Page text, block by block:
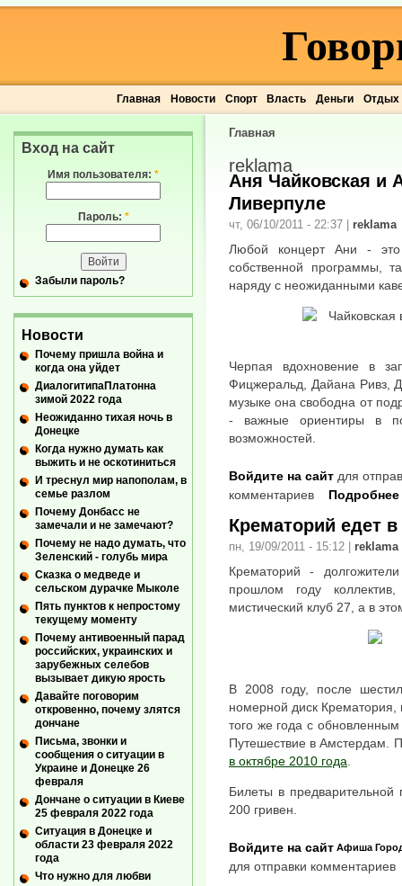
Главная Новости Спорт Власть Деньги Отдых
Главная
reklama
Аня Чайковская и
Ливерпуле
чт, 06/10/2011 - 22:37 | reklama
Любой концерт Ани -
собственной программы,
наряду с неожиданными
Черпая вдохновение в
Фицжеральд, Дайана Ривз,
музыке она свободна от
- важные ориентиры в
возможностей.
Войдите на сайт для
комментариев
Подробнее
Крематорий едет
пн, 19/09/2011 - 15:12 reklama
Крематорий -
прошлом году
мистический клуб 27, а в
В 2008 году, после
номерной диск
того же года с
Путешествие в Амстердам.
в октябре 2010 года
Билеты в
200 гривен.
Афиша
Войдите на сайт
для отправки комментариев
Вход на сайт
Имя пользователя: *
Пароль: *
Забыли пароль?
Новости
Почему пришла война и
когда она уйдет
ДиалогитипаПлатонна
зимой 2022 года
Неожиданно тихая ночь в
Донецке
Когда нужно думать как
выжить и не оскотиниться
И треснул мир напополам, в
семье разлом
Почему Донбасс не
замечали и не замечают?
Почему не надо думать, что
Зеленский - голубь мира
Сказка о медведе и
сельском дурачке Мыколе
Пять пунктов к непростому
текущему моменту
Почему антивоенный парад
российских, украинских и
зарубежных селебов
вызывает дикую ярость
Давайте поговорим
откровенно, почему злятся
дончане
Письма, звонки и
сообщения о ситуации в
Украине и Донецке 26
февраля
Дончане о ситуации в Киеве
25 февраля 2022 года
Ситуация в Донецке и
области 23 февраля 2022
года
Что нужно для любви